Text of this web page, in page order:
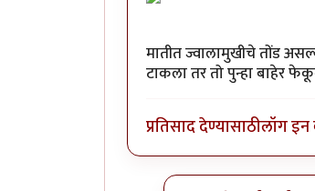
मातीत ज्वालामुखीचे तोंड
टाकला तर तो पुन्हा बाहेर
प्रतिसाद देण्यासाठीलॉग इन